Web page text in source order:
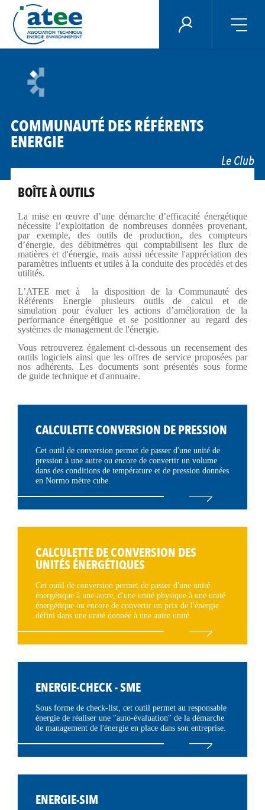
principal
ÉNERGIE PLUS
COMMUNAUTÉ DES RÉFÉRENTS
ENERGIE
Le Club
BOÎTE À OUTILS
La mise en œuvre d’une démarche d’efficacité énergétique
nécessite l’exploitation de nombreuses données provenant,
par exemple, des outils de production, des compteurs
d’énergie, des débitmètres qui comptabilisent les flux de
matières et d'énergie, mais aussi nécessite l'appréciation des
paramètres influents et utiles à la conduite des procédés et des
utilités.
L’ATEE met à la disposition de la Communauté des
Référents Energie plusieurs outils de calcul et de
simulation pour évaluer les actions d’amélioration de la
performance énergétique et se positionner au regard des
systèmes de management de l'énergie.
Vous retrouverez également ci-dessous un recensement des
outils logiciels ainsi que les offres de service proposées par
nos adhérents. Les documents sont présentés sous forme
de guide technique et d'annuaire.
CALCULETTE CONVERSION DE PRESSION
Cet outil de conversion permet de passer d'une unité de
pression à une autre ou encore de convertir un volume
dans des conditions de température et de pression données
en Normo mètre cube.
CALCULETTE DE CONVERSION DES
UNITÉS ÉNERGÉTIQUES
Cet outil de conversion permet de passer d'une unité
énergétique à une autre, d'une unité physique à une unité
énergétique ou encore de convertir un prix de l'énergie
défini dans une unité donnée à une autre unité.
ENERGIE-CHECK - SME
Sous forme de check-list, cet outil permet au responsable
énergie de réaliser une "auto-évaluation" de la démarche
de management de l'énergie en place dans son entreprise.
ENERGIE-SIM
Panneau de gestion des cookies